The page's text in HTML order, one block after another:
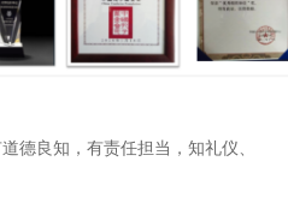
德良知，有责任担当，知礼仪、